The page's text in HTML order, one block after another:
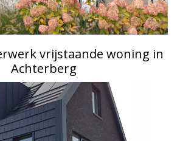
vrijstaande woning in
Achterberg